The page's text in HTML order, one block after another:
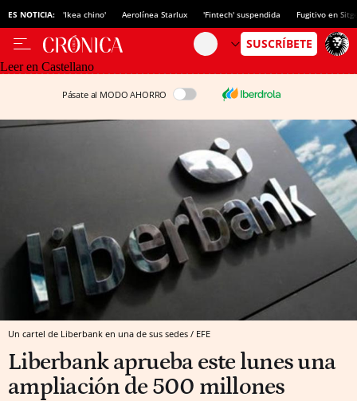
ES NOTICIA: 'Ikea chino' Aerolínea Starlux 'Fintech' suspendida Fugitivo en
Leer en Castellano
Pásate al MODO AHORRO
Un cartel de Liberbank en una de sus sedes / EFE
Liberbank aprueba este lunes una
ampliación de 500 millones